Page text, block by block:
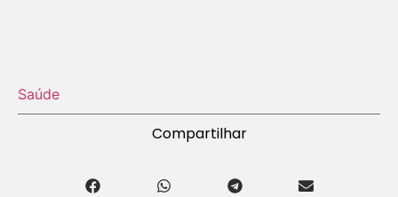
Saúde
Compartilhar